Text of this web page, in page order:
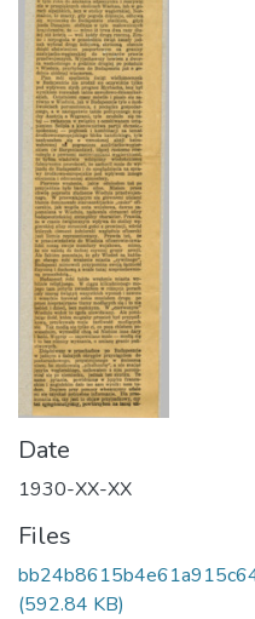
Date
1930-XX-XX
Files
(592.84 KB)